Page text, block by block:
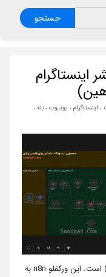
جستجو
اینستاگرام
، اینستاگرام ، یوتیوب ، بله ،
معرفی کوتاه این مقاله راهنمای ایجنت شاهین (+) است. این ورکفلو n8n به